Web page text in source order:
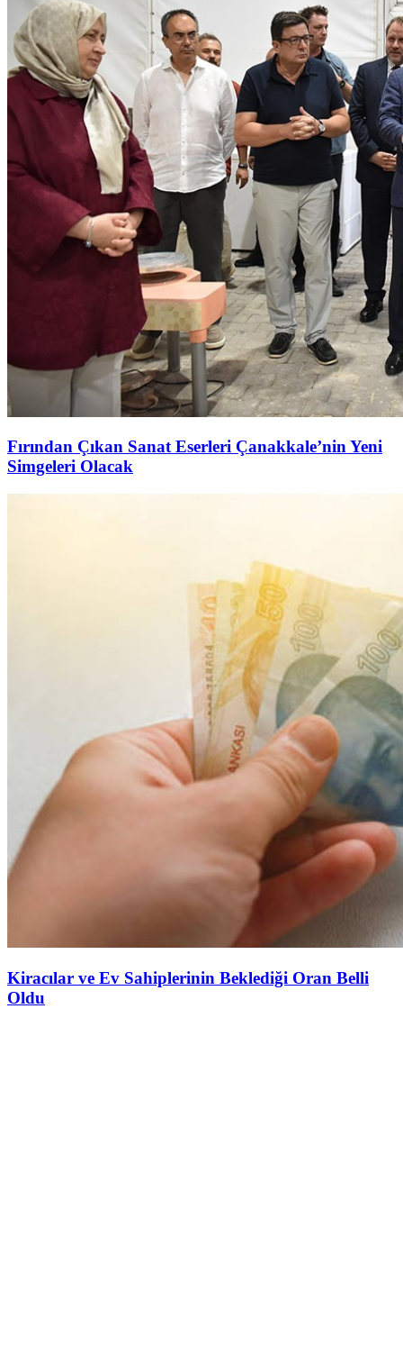
Fırından Çıkan Sanat Eserleri Çanakkale’nin Yeni
Simgeleri Olacak
Kiracılar ve Ev Sahiplerinin Beklediği Oran Belli
Oldu